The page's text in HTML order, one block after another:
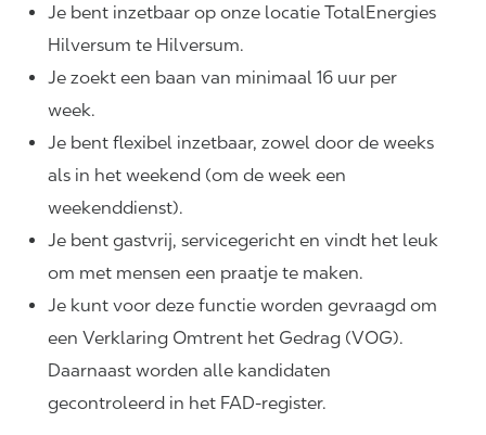
Je bent inzetbaar op onze locatie TotalEnergies
Hilversum te Hilversum.
Je zoekt een baan van minimaal 16 uur per
week.
Je bent flexibel inzetbaar, zowel door de weeks
als in het weekend (om de week een
weekenddienst).
Je bent gastvrij, servicegericht en vindt het leuk
om met mensen een praatje te maken.
Je kunt voor deze functie worden gevraagd om
een Verklaring Omtrent het Gedrag (VOG).
Daarnaast worden alle kandidaten
gecontroleerd in het FAD-register.